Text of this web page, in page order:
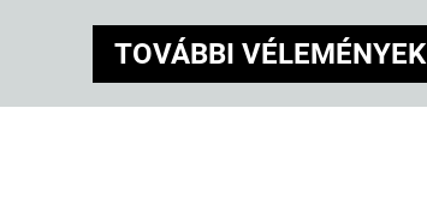
TOVÁBBI VÉLEMÉNYEK